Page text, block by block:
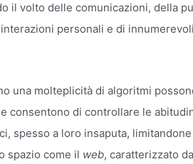
il volto delle comunicazioni, della
personali e di
una molteplicità di algoritmi
consentono di controllare le
spesso a loro insaputa,
spazio come il web, caratterizzato